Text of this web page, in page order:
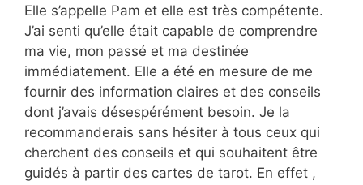
Elle s’appelle Pam et elle est très compétente.
J’ai senti qu’elle était capable de comprendre
ma vie, mon passé et ma destinée
immédiatement. Elle a été en mesure de me
fournir des information claires et des conseils
dont j’avais désespérément besoin. Je la
recommanderais sans hésiter à tous ceux qui
cherchent des conseils et qui souhaitent être
guidés à partir des cartes de tarot. En effet ,